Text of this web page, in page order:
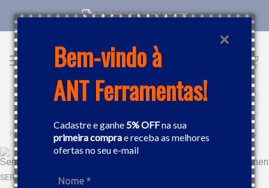
Bem-vindo à
ANT Ferramentas!
Cadastre e ganhe5% OFFna sua
primeira comprae receba as melhores
ofertas no seu e-mail
COMPRE COM CNPJ NO SITE
Buscar
FERRAMENTAS PEÇAS E ACESSÓRIOS
SERRA COPO BIMETAL 30MM BOSCH